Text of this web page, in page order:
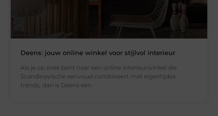
Deens: jouw online winkel voor stijlvol interieur
Als je op zoek bent naar een online interieurwinkel die
Scandinavische eenvoud combineert met eigentijdse
trends, dan is Deens een